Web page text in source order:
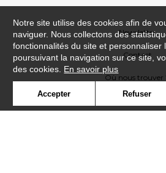
Newsletter
Contact
Où nous trouver
Notre site utilise des cookies afin de
naviguer. Nous collectons des
fonctionnalités du site et personnaliser
poursuivant la navigation sur ce site,
des cookies. En savoir plus
Accepter Refuser